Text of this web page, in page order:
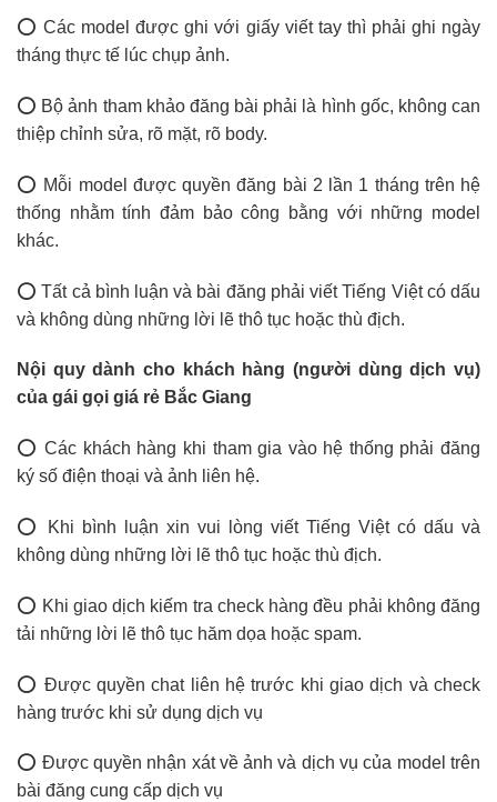
⭕ Các model được ghi với giấy viết tay thì phải ghi ngày
tháng thực tế lúc chụp ảnh.
⭕ Bộ ảnh tham khảo đăng bài phải là hình gốc, không can
thiệp chỉnh sửa, rõ mặt, rõ body.
⭕ Mỗi model được quyền đăng bài 2 lần 1 tháng trên hệ
thống nhằm tính đảm bảo công bằng với những model
khác.
⭕ Tất cả bình luận và bài đăng phải viết Tiếng Việt có dấu
và không dùng những lời lẽ thô tục hoặc thù địch.
Nội quy dành cho khách hàng (người dùng dịch vụ)
của gái gọi giá rẻ Bắc Giang
⭕ Các khách hàng khi tham gia vào hệ thống phải đăng
ký số điện thoại và ảnh liên hệ.
⭕ Khi bình luận xin vui lòng viết Tiếng Việt có dấu và
không dùng những lời lẽ thô tục hoặc thù địch.
⭕ Khi giao dịch kiếm tra check hàng đều phải không đăng
tải những lời lẽ thô tục hăm dọa hoặc spam.
⭕ Được quyền chat liên hệ trước khi giao dịch và check
hàng trước khi sử dụng dịch vụ
⭕ Được quyền nhận xát về ảnh và dịch vụ của model trên
bài đăng cung cấp dịch vụ